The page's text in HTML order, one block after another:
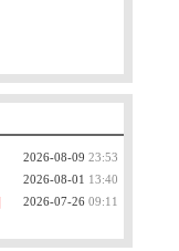
2026-08-09 23:53
2026-08-01 13:40
2026-07-26 09:11
2026-07-25 14:34